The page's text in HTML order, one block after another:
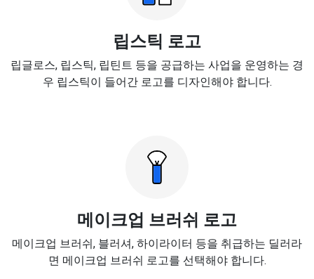
립스틱 로고
립글로스, 립스틱, 립틴트 등을 공급하는 사업을 운영하는 경
우 립스틱이 들어간 로고를 디자인해야 합니다.
메이크업 브러쉬 로고
메이크업 브러쉬, 블러셔, 하이라이터 등을 취급하는 딜러라
면 메이크업 브러쉬 로고를 선택해야 합니다.